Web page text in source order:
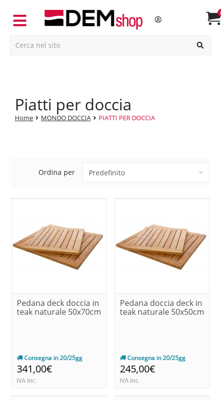
piatti per doccia
Home MONDO DOCCIA PIATTI PER DOCCIA
Ordina per
Pedana deck doccia in
teak naturale 50x70cm
Consegna in 20/25gg
341,00€
IVA Inc.
Pedana doccia deck in
teak naturale 50x50cm
Consegna in 20/25gg
245,00€
IVA Inc.